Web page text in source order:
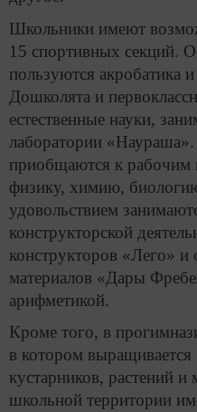
Школьники имеют
15 спортивных секций.
пользуются акробатика
Дошколята и
естественные науки,
лаборатории
приобщаются к рабочим
физику, химию,
удовольствием
конструкторской
конструкторов «Лего»
материалов «Дары
арифметикой.
Кроме того, в
в котором выращивается
кустарников, растений
школьной территории